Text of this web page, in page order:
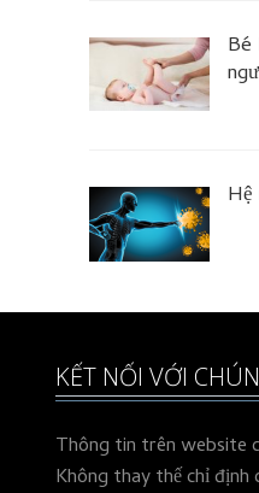
KẾT NỐI VỚI
Thông tin trên website
Không thay thế chỉ định